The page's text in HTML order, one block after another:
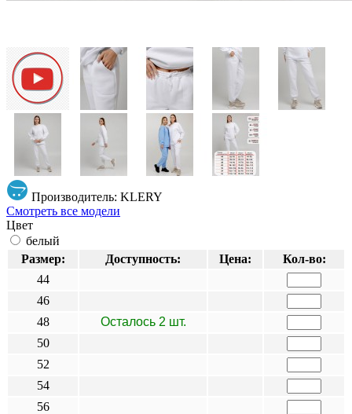
Производитель: KLERY
Смотреть все модели
Цвет
белый
Размер:
Доступность: Цена:
Кол-во:
44
46
48
Осталось 2 шт.
50
52
54
56